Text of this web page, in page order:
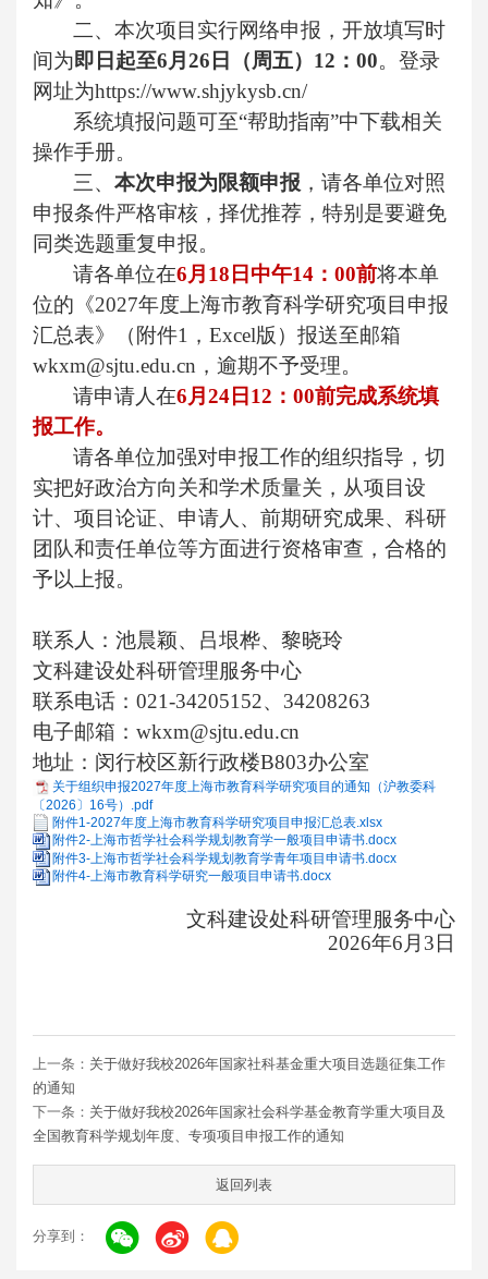
二、本次项目实行网络申报，开放填写时
间为即日起至6月26日（周五）12：00。登录
网址为https://www.shjykysb.cn/
系统填报问题可至“帮助指南”中下载相关
操作手册。
三、 本次申报为限额申报 ，请各单位对照
申报条件严格审核，择优推荐，特别是要避免
同类选题重复申报。
请各单位在6月18日中午14：00前将本单
位的《2027年度上海市教育科学研究项目申报
汇总表》（附件1，Excel版）报送至邮箱
wkxm@sjtu.edu.cn，逾期不予受理。
请申请人在6月24日12：00前完成系统填
报工作。
请各单位加强对申报工作的组织指导，切
实把好政治方向关和学术质量关，从项目设
计、项目论证、申请人、前期研究成果、科研
团队和责任单位等方面进行资格审查，合格的
予以上报。
联系人：池晨颖、吕垠桦、黎晓玲
文科建设处科研管理服务中心
联系电话：021-34205152、34208263
电子邮箱：wkxm@sjtu.edu.cn
地址：闵行校区新行政楼B803办公室
关于组织申报2027年度上海市教育科学研究项目的通知（沪教委科
〔2026〕16号）.pdf
附件1-2027年度上海市教育科学研究项目申报汇总表.xlsx
附件2-上海市哲学社会科学规划教育学一般项目申请书.docx
附件3-上海市哲学社会科学规划教育学青年项目申请书.docx
附件4-上海市教育科学研究一般项目申请书.docx
文科建设处科研管理服务中心
2026年6月3日
上一条： 关于做好我校2026年国家社科基金重大项目选题征集工作
的通知
下一条： 关于做好我校2026年国家社会科学基金教育学重大项目及
全国教育科学规划年度、专项项目申报工作的通知
返回列表
分享到：